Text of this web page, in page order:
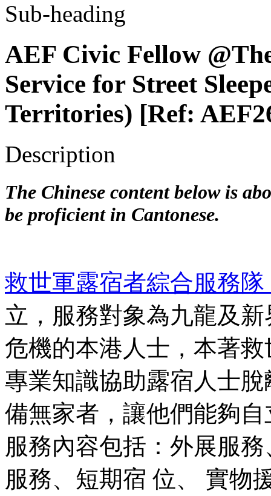
Sub-heading
AEF Civic Fellow
Service for Street
Territories) [Ref:
Description
The Chinese content below is
be proficient in Cantonese.
救世軍露宿者綜合服務
⽴，服務對象為九龍及
危機的本港⼈⼠，本著
專業知識協助露宿⼈⼠
備無家者，讓他們能夠
服務內容包括：外展服
服務、短期宿 位、 實物